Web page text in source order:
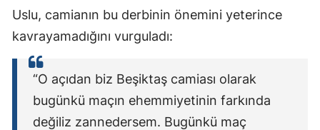
Uslu, camianın bu derbinin önemini yeterince
kavrayamadığını vurguladı:
“O açıdan biz Beşiktaş camiası olarak
bugünkü maçın ehemmiyetinin farkında
değiliz zannedersem. Bugünkü maç